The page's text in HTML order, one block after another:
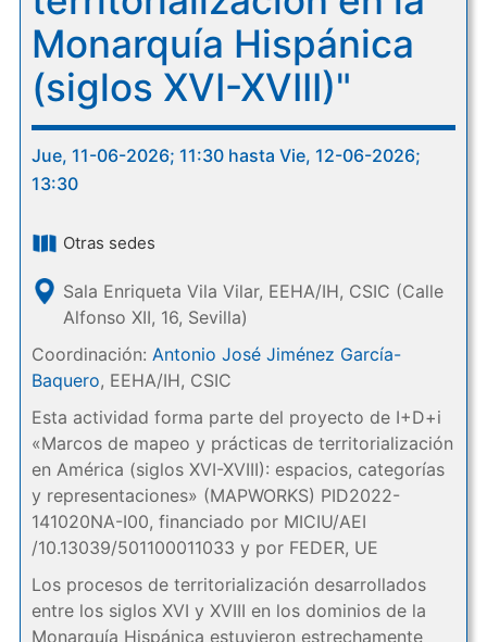
Monarquía Hispánica
(siglos XVI-XVIII)"
Jue, 11-06-2026; 11:30 hasta Vie, 12-06-2026;
13:30
Otras sedes
Sala Enriqueta Vila Vilar, EEHA/IH, CSIC (Calle
Alfonso XII, 16, Sevilla)
Coordinación: Antonio José Jiménez García-
Baquero, EEHA/IH, CSIC
Esta actividad forma parte del proyecto de I+D+i
«Marcos de mapeo y prácticas de territorialización
en América (siglos XVI-XVIII): espacios, categorías
y representaciones» (MAPWORKS) PID2022-
141020NA-I00, financiado por MICIU/AEI
/10.13039/501100011033 y por FEDER, UE
Los procesos de territorialización desarrollados
entre los siglos XVI y XVIII en los dominios de la
Monarquía Hispánica estuvieron estrechamente